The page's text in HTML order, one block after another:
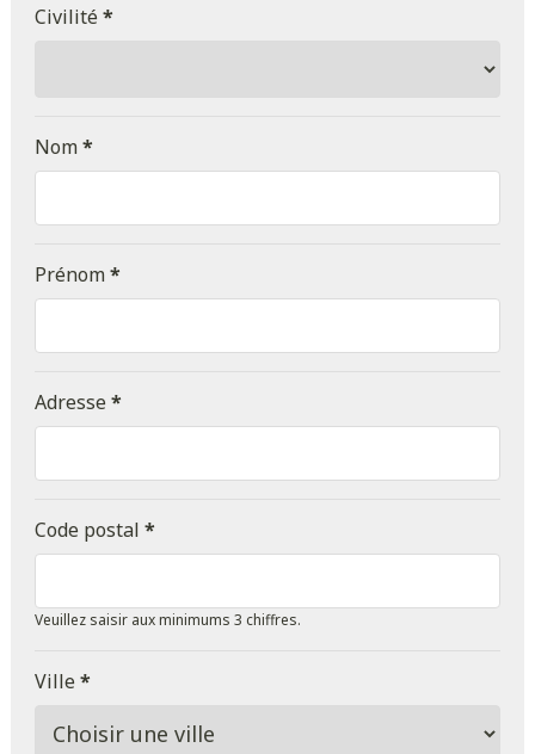
Civilité*
Nom*
Prénom*
Adresse*
Code postal *
Veuillez saisir aux minimums 3 chiffres.
Ville*